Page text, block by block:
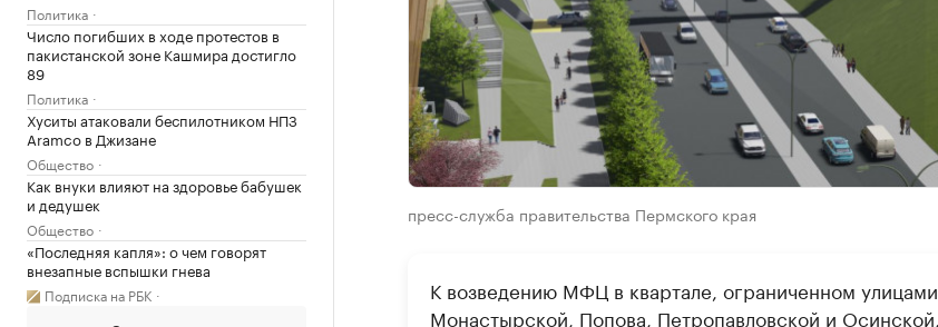
Политика
Число погибших в ходе протестов в
пакистанской зоне Кашмира достигло
89
Политика
Хуситы атаковали беспилотником НПЗ
Aramco в Джизане
Общество
Как внуки влияют на здоровье бабушек
и дедушек
Общество
«Последняя капля»: о чем говорят
внезапные вспышки гнева
Подписка на РБК
пресс-служба правительства Пермского края
К возведению МФЦ в квартале, ограниченном улицами
Монастырской, Попова, Петропавловской и Осинской,